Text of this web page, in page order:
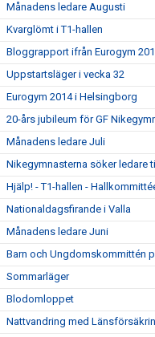
Månadens ledare Augusti
Kvarglömt i T1-hallen
Bloggrapport ifrån Eurogym
Uppstartsläger i vecka 32
Eurogym 2014 i Helsingborg
20-års jubileum för GF
Månadens ledare Juli
Nikegymnasterna söker ledare
Hjälp! - T1-hallen -
Nationaldagsfirande i Valla
Månadens ledare Juni
Barn och Ungdomskommittén
Sommarläger
Blodomloppet
Nattvandring med